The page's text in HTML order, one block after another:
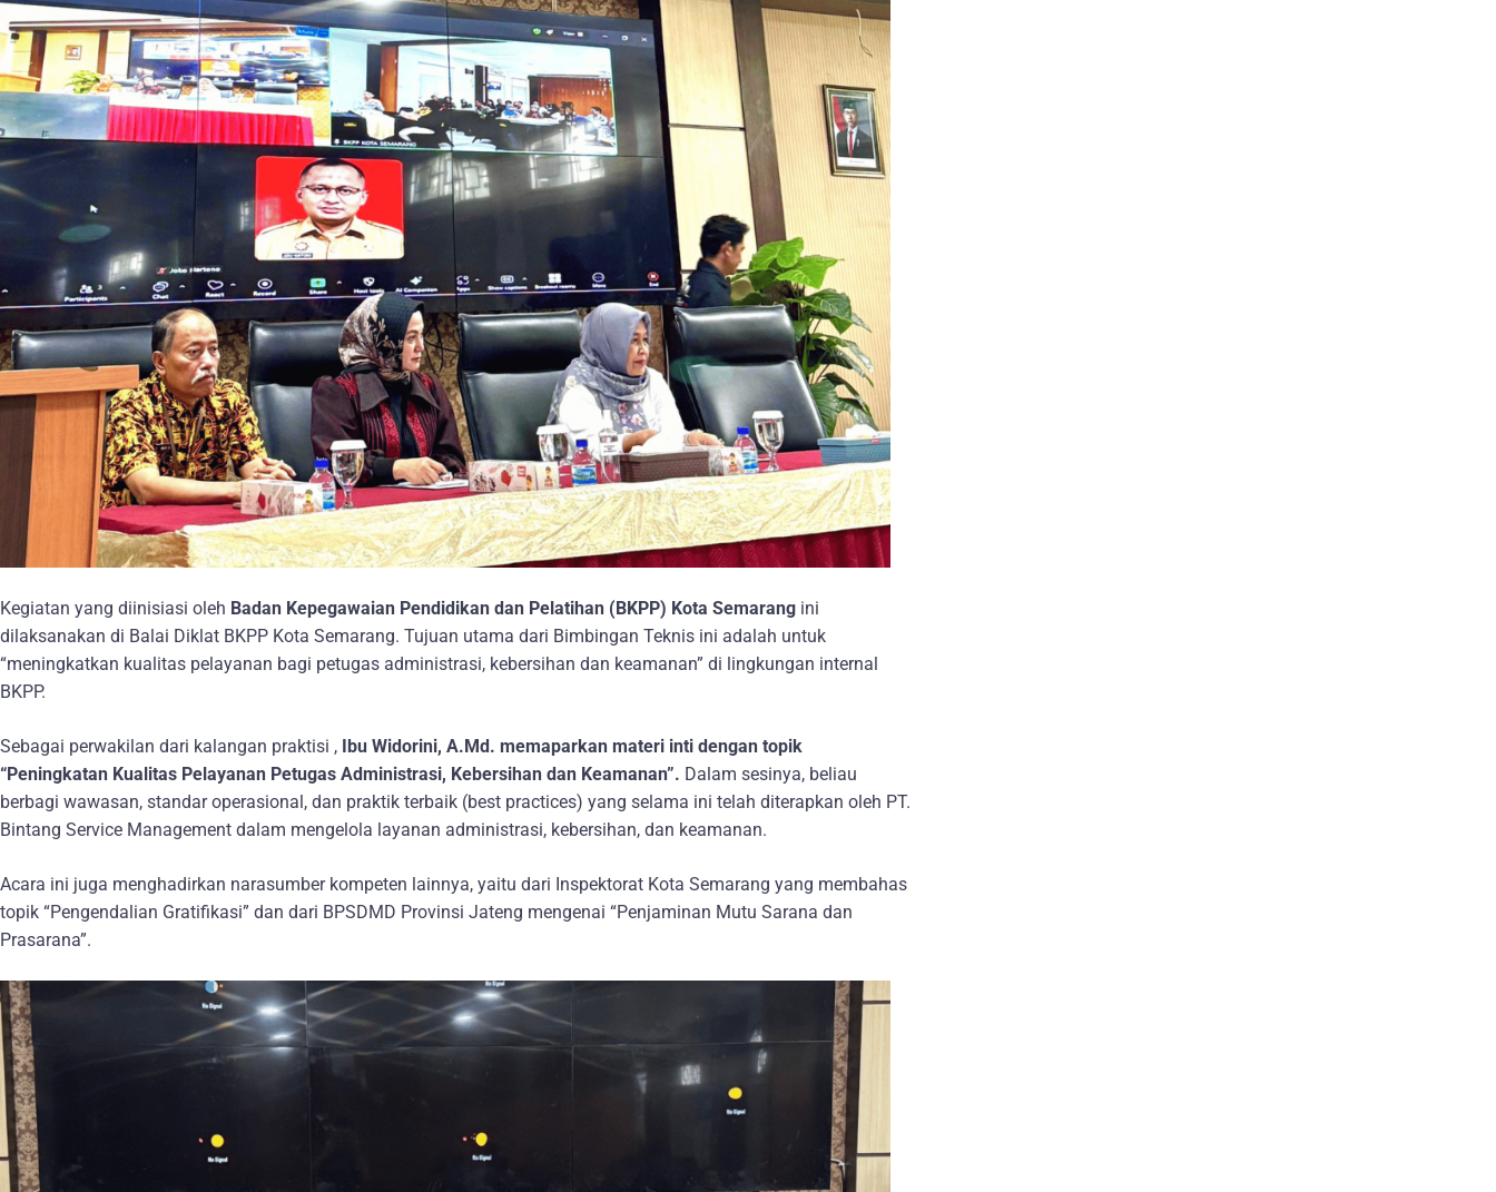
Kegiatan yang diinisiasi oleh Badan Kepegawaian Pendidikan dan Pelatihan (BKPP) Kota Semarang ini
dilaksanakan di Balai Diklat BKPP Kota Semarang. Tujuan utama dari Bimbingan Teknis ini adalah untuk
“meningkatkan kualitas pelayanan bagi petugas administrasi, kebersihan dan keamanan” di lingkungan internal
BKPP.
Sebagai perwakilan dari kalangan praktisi ,
Ibu Widorini, A.Md. memaparkan materi inti dengan topik
“Peningkatan Kualitas Pelayanan Petugas Administrasi, Kebersihan dan Keamanan”. Dalam sesinya, beliau
berbagi wawasan, standar operasional, dan praktik terbaik (best practices) yang selama ini telah diterapkan oleh PT.
Bintang Service Management dalam mengelola layanan administrasi, kebersihan, dan keamanan.
Acara ini juga menghadirkan narasumber kompeten lainnya, yaitu dari Inspektorat Kota Semarang yang membahas
topik “Pengendalian Gratifikasi” dan dari BPSDMD Provinsi Jateng mengenai “Penjaminan Mutu Sarana dan
Prasarana”.